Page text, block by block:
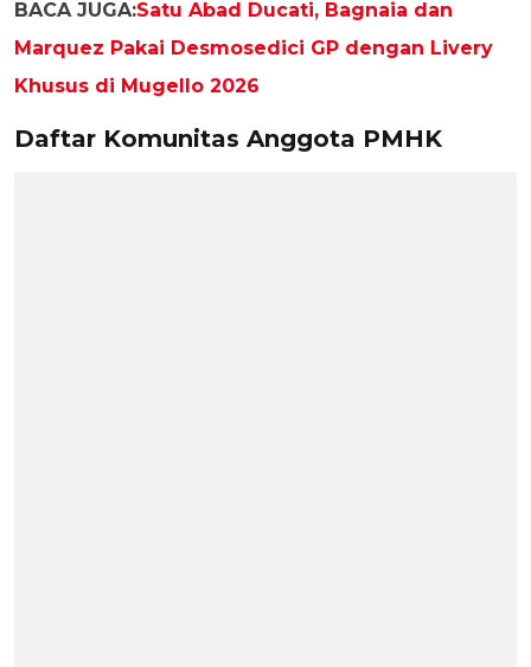
BACA JUGA:Satu Abad Ducati, Bagnaia dan
Marquez Pakai Desmosedici GP dengan Livery
Khusus di Mugello 2026
Daftar Komunitas Anggota PMHK